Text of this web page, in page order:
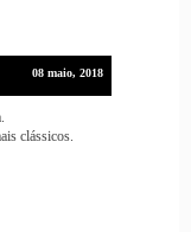
08 maio, 2018
clássicos.